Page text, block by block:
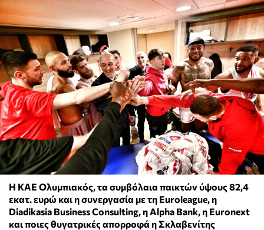
Η ΚΑΕ Ολυμπιακός, τα συμβόλαια παικτών ύψους 82,4
εκατ. ευρώ και η συνεργασία με τη Euroleague, η
Diadikasia Business Consulting, η Alpha Bank, η Euronext
και ποιες θυγατρικές απορροφά η Σκλαβενίτης